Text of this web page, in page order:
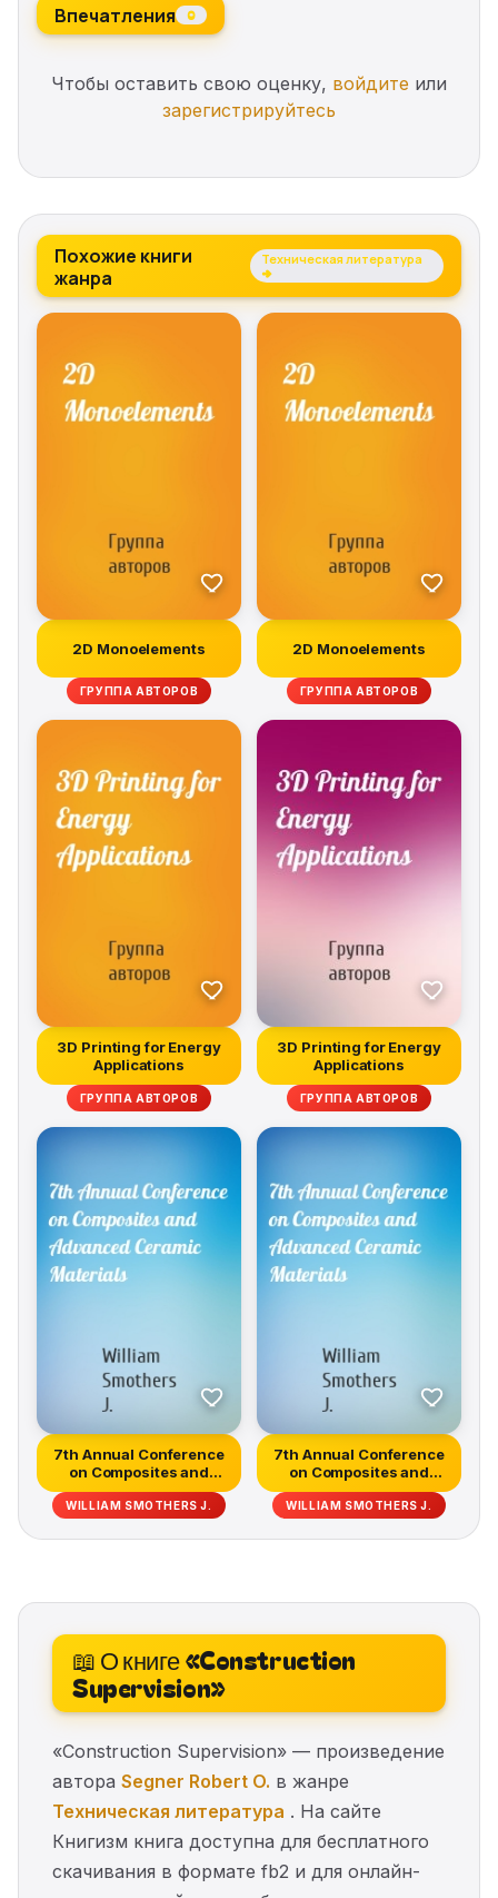
Впечатления 0
Чтобы оставить свою оценку, войдите или
зарегистрируйтесь
Похожие книги
жанра
Техническая литература
→
2D Monoelements
ГРУППА АВТОРОВ
2D Monoelements
ГРУППА АВТОРОВ
3D Printing for Energy
Applications
ГРУППА АВТОРОВ
3D Printing for Energy
Applications
ГРУППА АВТОРОВ
7th Annual Conference
on Composites and
Advanced C...
WILLIAM SMOTHERS J.
7th Annual Conference
on Composites and
Advanced C...
WILLIAM SMOTHERS J.
📖 О книге «Construction
Supervision»
«Construction Supervision» — произведение
автора Segner Robert O. в жанре
Техническая литература . На сайте
Книгизм книга доступна для бесплатного
скачивания в формате fb2 и для онлайн-